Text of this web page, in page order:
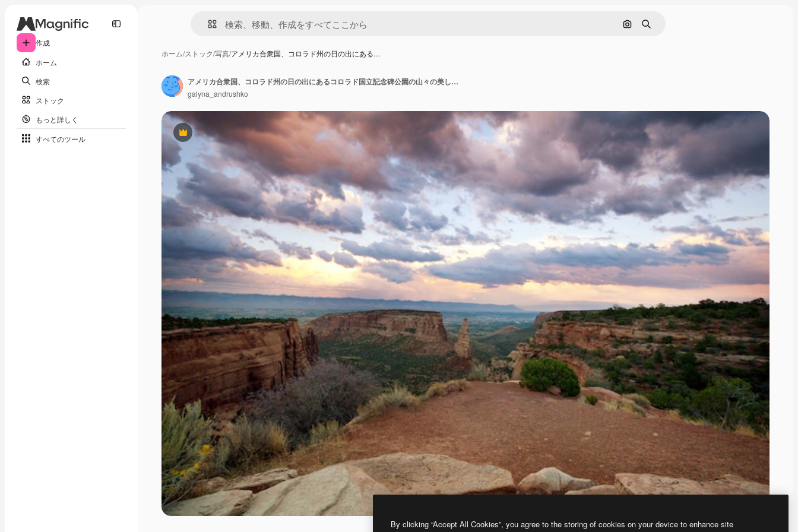
作成
ホーム
検索
ストック
もっと詳しく
すべてのツール
画像で検索
検索
ホーム/ストック/写真/アメリカ合衆国、コロラド州の日の出にある…
Premium
アメリカ合衆国、コロラド州の日の出にあるコロラド国立記念碑公園の山々の美しい景色
galyna_andrushko
By clicking “Accept All Cookies”, you agree to the storing of cookies on your device to enhance site